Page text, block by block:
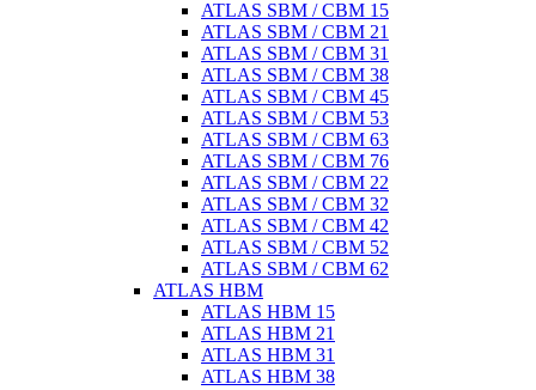
ATLAS SBM / CBM 15
ATLAS SBM / CBM 21
ATLAS SBM / CBM 31
ATLAS SBM / CBM 38
ATLAS SBM / CBM 45
ATLAS SBM / CBM 53
ATLAS SBM / CBM 63
ATLAS SBM / CBM 76
ATLAS SBM / CBM 22
ATLAS SBM / CBM 32
ATLAS SBM / CBM 42
ATLAS SBM / CBM 52
ATLAS SBM / CBM 62
ATLAS HBM
ATLAS HBM 15
ATLAS HBM 21
ATLAS HBM 31
ATLAS HBM 38